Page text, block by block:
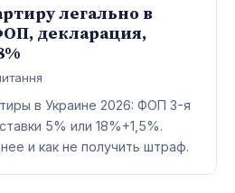
легально в
декларация,
в Украине 2026: ФОП 3-я
5% или 18%+1,5%.
и как не получить штраф.